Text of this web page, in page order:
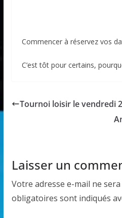
Commencer à réservez vos
C’est tôt pour certains,
Tournoi loisir le vendredi
Laisser un
Votre adresse e-mail ne
obligatoires sont indiqués